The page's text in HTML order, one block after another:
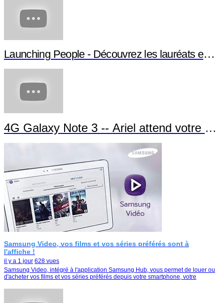
Launching People - Découvrez les lauréats et
4G Galaxy Note 3 -- Ariel attend votre
Samsung Video, vos films et vos séries préférés sont à
l'affiche !
il y a 1 jour 628 vues
Samsung Video, intégré à l'application Samsung Hub, vous permet de louer ou
d'acheter vos films et vos séries préférés depuis votre smartphone, votre